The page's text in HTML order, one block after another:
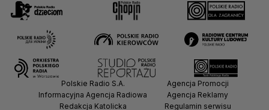
Polskie Radio S.A.
Informacyjna Agencja Radiowa
Redakcja Katolicka
Agencja Promocji
Agencja Reklamy
Regulamin serwisu